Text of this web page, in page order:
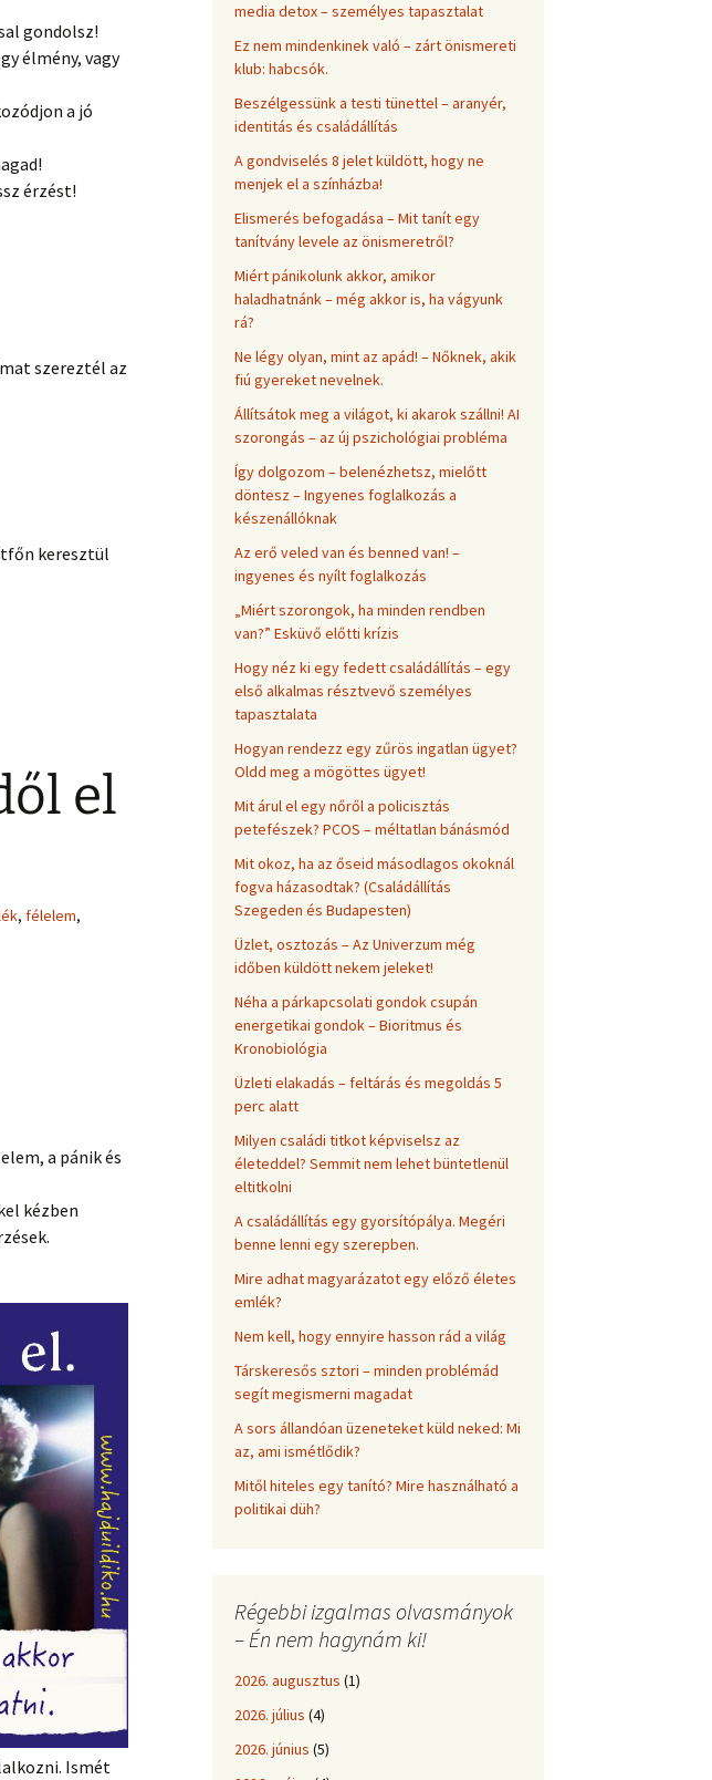
gondolsz!
élmény, vagy
a jó
érzést!
szereztél az
keresztül
el
, félelem,
a pánik és
kézben
Ismét
media detox – személyes tapasztalat
Ez nem mindenkinek való – zárt önismereti
klub: habcsók.
Beszélgessünk a testi tünettel – aranyér,
identitás és családállítás
A gondviselés 8 jelet küldött, hogy ne
menjek el a színházba!
Elismerés befogadása – Mit tanít egy
tanítvány levele az önismeretről?
Miért pánikolunk akkor, amikor
haladhatnánk – még akkor is, ha vágyunk
rá?
Ne légy olyan, mint az apád! – Nőknek, akik
fiú gyereket nevelnek.
Állítsátok meg a világot, ki akarok szállni! AI
szorongás – az új pszichológiai probléma
Így dolgozom – belenézhetsz, mielőtt
döntesz – Ingyenes foglalkozás a
készenállóknak
Az erő veled van és benned van! –
ingyenes és nyílt foglalkozás
„Miért szorongok, ha minden rendben
van?” Esküvő előtti krízis
Hogy néz ki egy fedett családállítás – egy
első alkalmas résztvevő személyes
tapasztalata
Hogyan rendezz egy zűrös ingatlan ügyet?
Oldd meg a mögöttes ügyet!
Mit árul el egy nőről a policisztás
petefészek? PCOS – méltatlan bánásmód
Mit okoz, ha az őseid másodlagos okoknál
fogva házasodtak? (Családállítás
Szegeden és Budapesten)
Üzlet, osztozás – Az Univerzum még
időben küldött nekem jeleket!
Néha a párkapcsolati gondok csupán
energetikai gondok – Bioritmus és
Kronobiológia
Üzleti elakadás – feltárás és megoldás 5
perc alatt
Milyen családi titkot képviselsz az
életeddel? Semmit nem lehet büntetlenül
eltitkolni
A családállítás egy gyorsítópálya. Megéri
benne lenni egy szerepben.
Mire adhat magyarázatot egy előző életes
emlék?
Nem kell, hogy ennyire hasson rád a világ
Társkeresős sztori – minden problémád
segít megismerni magadat
A sors állandóan üzeneteket küld neked: Mi
az, ami ismétlődik?
Mitől hiteles egy tanító? Mire használható a
politikai düh?
Régebbi izgalmas olvasmányok
– Én nem hagynám ki!
2026. augusztus (1)
2026. július (4)
2026. június (5)